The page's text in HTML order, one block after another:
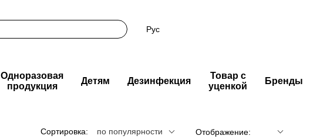
Рус
Одноразовая
продукция
Детям Дезинфекция
Товар с
уценкой
Бренды
Сортировка: по популярности Отображение: